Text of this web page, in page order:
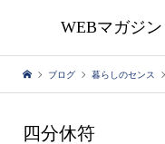
WEBマガジン
ブログ 暮らしのセンス
四分休符